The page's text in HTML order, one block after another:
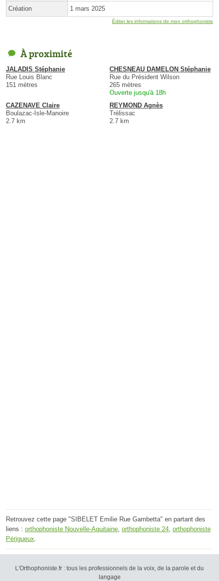
Création 1 mars 2025
Éditer les informations de mon orthophoniste
À proximité
JALADIS Stéphanie
Rue Louis Blanc
151 mètres
CHESNEAU DAMELON Stéphanie
Rue du Président Wilson
265 mètres
Ouverte jusqu'à 18h
CAZENAVE Claire
Boulazac-Isle-Manoire
2.7 km
REYMOND Agnès
Trélissac
2.7 km
Retrouvez cette page "SIBELET Emilie Rue Gambetta" en partant des
liens : orthophoniste Nouvelle-Aquitaine, orthophoniste 24, orthophoniste
Périgueux.
L'Orthophoniste.fr : tous les professionnels de la voix, de la parole et du
langage